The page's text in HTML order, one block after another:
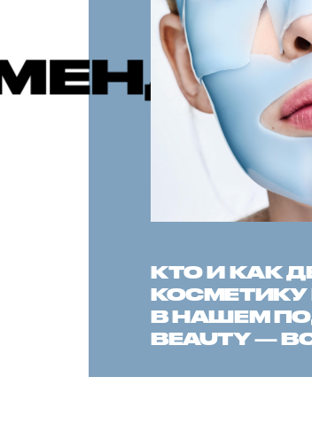
КТО И КАК
КОСМЕТИКУ
В НАШЕМ
BEAUTY —